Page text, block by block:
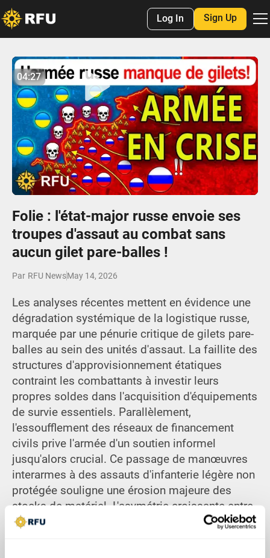
Log In Sign Up
Play
04:26
Mute Settings
Enter
No items found.
04:27
Folie : l'état-major russe envoie ses
troupes d'assaut au combat sans
aucun gilet pare-balles !
Par RFU NewsMay 14, 2026
Les analyses récentes mettent en évidence une
dégradation systémique de la logistique russe,
marquée par une pénurie critique de gilets pare-
balles au sein des unités d'assaut. La faillite des
structures d'approvisionnement étatiques
contraint les combattants à investir leurs
propres soldes dans l'acquisition d'équipements
de survie essentiels. Parallèlement,
l'essoufflement des réseaux de financement
civils prive l'armée d'un soutien informel
jusqu'alors crucial. Ce passage de manœuvres
interarmes à des assauts d'infanterie légère non
protégée souligne une érosion majeure des
stocks de matériel. L'asymétrie croissante entre
les objectifs stratégiques et la réalité des